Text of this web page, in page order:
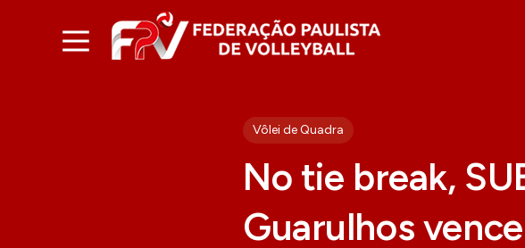
Vôlei de Quadra
No tie break,
Guarulhos